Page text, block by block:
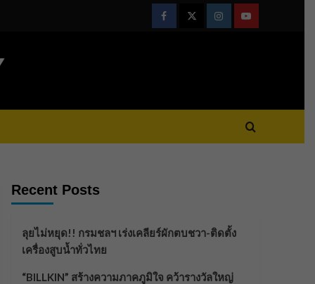
FacebookTwitterInstagramYoutube
Recent Posts
ลุยไม่หยุด!! กรมชลฯ เร่งเคลียร์ผักตบชวา-ติดตั้ง
เครื่องสูบน้ำทั่วไทย
“BILLKIN” สร้างความภาคภูมิใจ คว้ารางวัลใหญ่